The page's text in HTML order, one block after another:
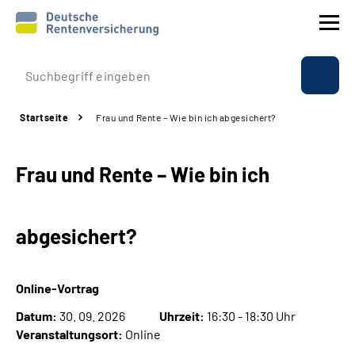
Prävention
Rente
Startseite Frau und Rente – Wie bin ich abgesichert?
Frau und Rente – Wie bin ich
abgesichert?
Online-Vortrag
Datum: 30. 09. 2026 Uhrzeit: 16:30 - 18:30 Uhr
Veranstaltungsort: Online